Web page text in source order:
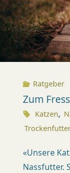
Ratgeber
Zum
Katzen,
Trockenfutter
«Unsere
Nassfutter.